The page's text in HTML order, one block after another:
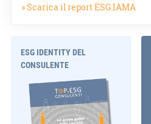
» Scarica il report ESG.IAMA
ESG IDENTITY DEL
CONSULENTE